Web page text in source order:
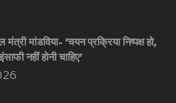
मांडविया- ‘चयन प्रक्रिया निष्पक्ष हो,
नहीं होनी चाहिए’